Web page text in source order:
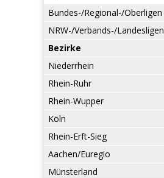
Bundes-/Regional-/Oberligen
NRW-/Verbands-/Landesligen
Bezirke
Niederrhein
Rhein-Ruhr
Rhein-Wupper
Köln
Rhein-Erft-Sieg
Aachen/Euregio
Münsterland